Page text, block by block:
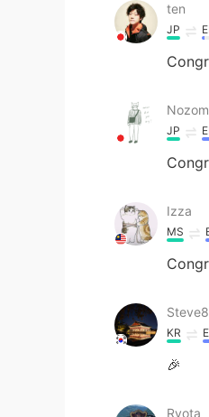
ten
JP
JP
Izza
MS
KR
🎉
Ryota